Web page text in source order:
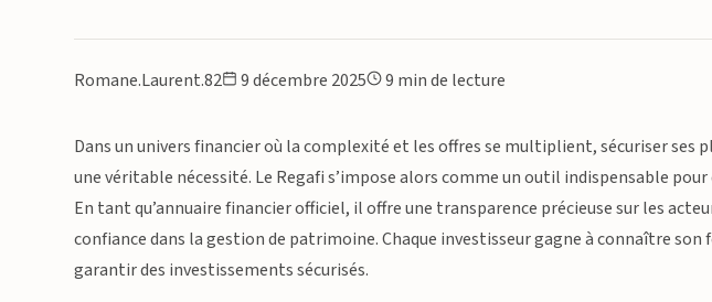
Romane.Laurent.82 9 décembre 2025 9 min de lecture
Dans un univers financier où la complexité et les offres se multiplient, sécuriser ses
une véritable nécessité. Le Regafi s’impose alors comme un outil indispensable
En tant qu’annuaire financier officiel, il offre une transparence précieuse sur les
confiance dans la gestion de patrimoine. Chaque investisseur gagne à connaître
garantir des investissements sécurisés.